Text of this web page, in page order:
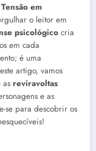
em
o leitor em
psicológico cria
em cada
é uma
artigo, vamos
as reviravoltas
e as
se para descobrir os